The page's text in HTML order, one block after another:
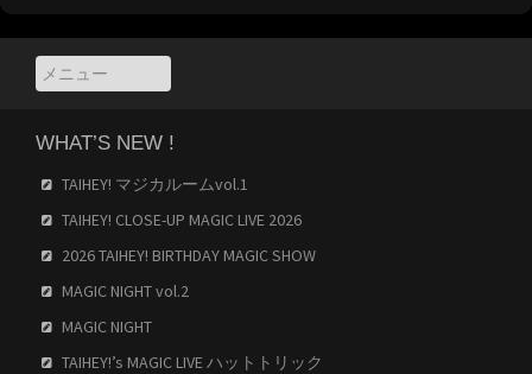
WHAT’S NEW !
TAIHEY! マジカルームvol.1
TAIHEY! CLOSE-UP MAGIC LIVE 2026
2026 TAIHEY! BIRTHDAY MAGIC SHOW
MAGIC NIGHT vol.2
MAGIC NIGHT
TAIHEY!’s MAGIC LIVE ハットトリック